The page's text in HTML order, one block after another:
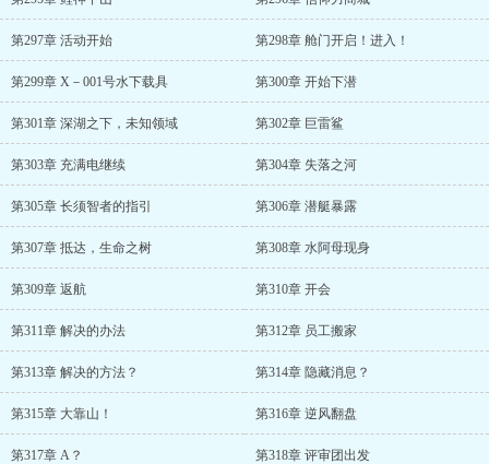
第297章 活动开始 第298章 舱门开启！进入！
第299章 X－001号水下载具 第300章 开始下潜
第301章 深湖之下，未知领域 第302章 巨雷鲨
第303章 充满电继续 第304章 失落之河
第305章 长须智者的指引 第306章 潜艇暴露
第307章 抵达，生命之树 第308章 水阿母现身
第309章 返航 第310章 开会
第311章 解决的办法 第312章 员工搬家
第313章 解决的方法？ 第314章 隐藏消息？
第315章 大靠山！ 第316章 逆风翻盘
第317章 A？ 第318章 评审团出发